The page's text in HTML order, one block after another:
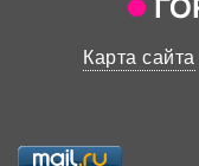
Карта сайта